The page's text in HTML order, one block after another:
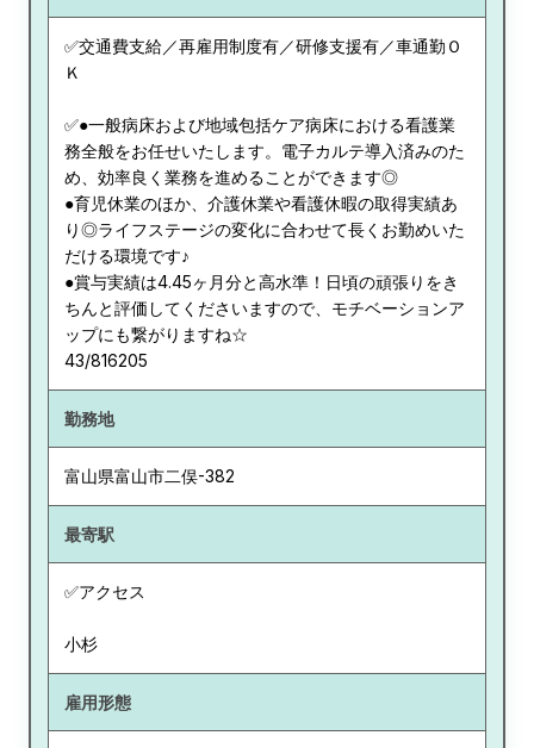
✅交通費支給／再雇用制度有／研修支援有／車通勤Ｏ
Ｋ
✅●一般病床および地域包括ケア病床における看護業
務全般をお任せいたします。電子カルテ導入済みのた
め、効率良く業務を進めることができます◎
●育児休業のほか、介護休業や看護休暇の取得実績あ
り◎ライフステージの変化に合わせて長くお勤めいた
だける環境です♪
●賞与実績は4.45ヶ月分と高水準！日頃の頑張りをき
ちんと評価してくださいますので、モチベーションア
ップにも繋がりますね☆
43/816205
勤務地
富山県富山市二俣-382
最寄駅
✅アクセス
小杉
雇用形態